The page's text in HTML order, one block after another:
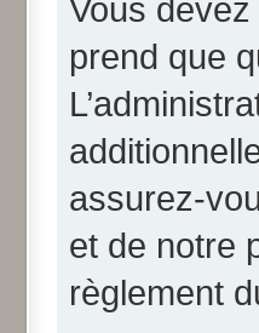
Vous
prend que
assurez-
et de notre
règlement